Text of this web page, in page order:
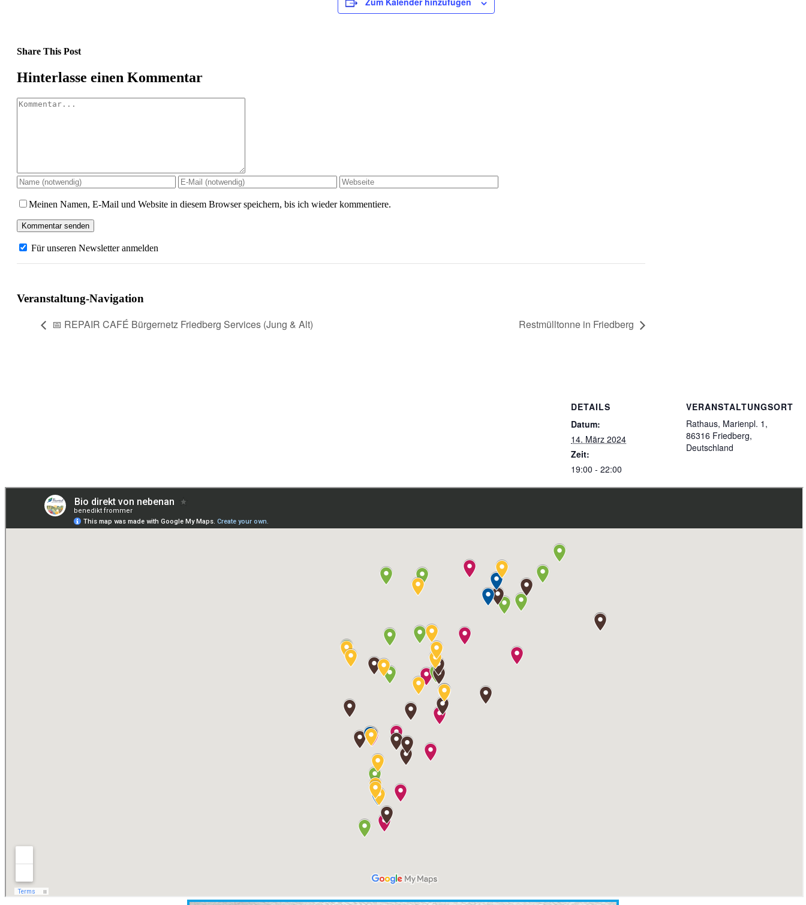
Share This Post
Facebook
X
LinkedIn
Pinterest
Hinterlasse einen Kommentar
Kommentar
Meinen Namen, E-Mail und Website in diesem Browser speichern, bis ich wieder kommentiere.
Für unseren Newsletter anmelden
Veranstaltung-Navigation
📅 REPAIR CAFÉ Bürgernetz Friedberg Services (Jung & Alt) Restmülltonne in Friedberg
DETAILS
Datum:
14. März 2024
Zeit:
19:00 - 22:00
VERANSTALTUNGSORT
Rathaus, Marienpl. 1,
86316 Friedberg,
Deutschland